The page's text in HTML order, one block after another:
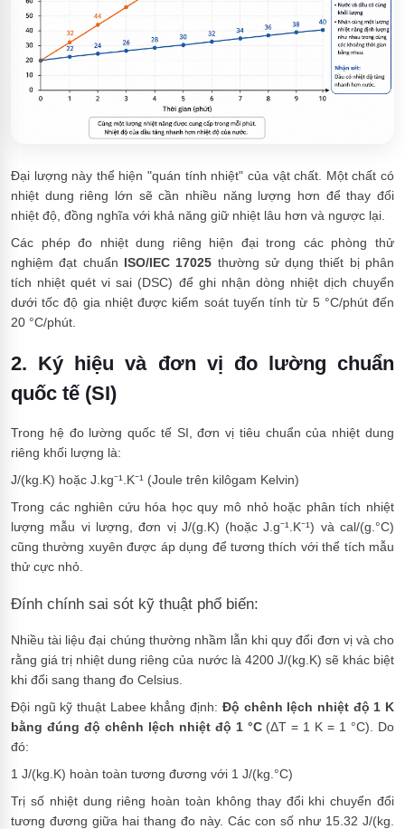
Đại lượng này thể hiện "quán tính nhiệt" của vật chất. Một chất có
nhiệt dung riêng lớn sẽ cần nhiều năng lượng hơn để thay đổi
nhiệt độ, đồng nghĩa với khả năng giữ nhiệt lâu hơn và ngược lại.
Các phép đo nhiệt dung riêng hiện đại trong các phòng thử
nghiệm đạt chuẩn ISO/IEC 17025 thường sử dụng thiết bị phân
tích nhiệt quét vi sai (DSC) để ghi nhận dòng nhiệt dịch chuyển
dưới tốc độ gia nhiệt được kiểm soát tuyến tính từ 5 °C/phút đến
20 °C/phút.
2. Ký hiệu và đơn vị đo lường chuẩn
quốc tế (SI)
Trong hệ đo lường quốc tế SI, đơn vị tiêu chuẩn của nhiệt dung
riêng khối lượng là:
J/(kg.K) hoặc J.kg⁻¹.K⁻¹ (Joule trên kilôgam Kelvin)
Trong các nghiên cứu hóa học quy mô nhỏ hoặc phân tích nhiệt
lượng mẫu vi lượng, đơn vị J/(g.K) (hoặcJ.g⁻¹.K⁻¹) vàcal/(g.°C)
cũng thường xuyên được áp dụng để tương thích với thể tích mẫu
thử cực nhỏ.
Đính chính sai sót kỹ thuật phổ biến:
Nhiều tài liệu đại chúng thường nhầm lẫn khi quy đổi đơn vị và cho
rằng giá trị nhiệt dung riêng của nước là 4200 J/(kg.K) sẽ khác biệt
khi đổi sang thang đo Celsius.
Đội ngũ kỹ thuật Labee khẳng định: Độ chênh lệch nhiệt độ 1 K
bằng đúng độ chênh lệch nhiệt độ 1 °C(ΔT = 1 K = 1 °C). Do
đó:
1 J/(kg.K) hoàn toàn tương đương với 1 J/(kg.°C)
Trị số nhiệt dung riêng hoàn toàn không thay đổi khi chuyển đổi
tương đương giữa hai thang đo này. Các con số như 15.32 J/(kg.